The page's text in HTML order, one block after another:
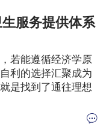
服务提供体系
若能遵循经济学原
利的选择汇聚成为
是找到了通往理想